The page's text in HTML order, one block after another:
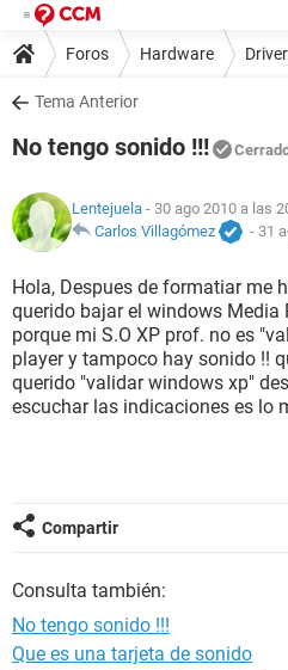
Foros Hardware
Tema Anterior
No tengo sonido !!!
Lentejuela - 30 ago 2010 a las
Carlos Villagómez
- 31
Hola, Despues de formatiar me
querido bajar el windows Media
porque mi S.O XP prof. no es
player y tampoco hay sonido !!
querido "validar windows xp"
escuchar las indicaciones es lo
Compartir
Consulta también:
No tengo sonido !!!
Que es una tarjeta de sonido